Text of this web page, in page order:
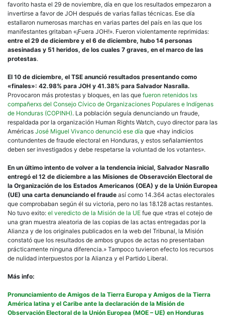
favorito hasta el 29 de noviembre, día en que los resultados empezaron a
invertirse a favor de JOH después de varias fallas técnicas. Ese día
estallaron numerosas marchas en varias partes del país en las que los
manifestantes gritaban «¡Fuera JOH!». Fueron violentamente reprimidas:
entre el 29 de diciembre y el 6 de diciembre, hubo 14 personas
asesinadas y 51 heridos, de los cuales 7 graves, en el marco de las
protestas.
El 10 de diciembre, el TSE anunció resultados presentando como
«finales»: 42.98% para JOH y 41.38% para Salvador Nasralla.
Provocaron más protestas y bloques, en las que fueron retenidos lxs
compañerxs del Consejo Cívico de Organizaciones Populares e Indígenas
de Honduras (COPINH). La población seguía denunciando un fraude,
respaldada por la organización Human Rights Watch, cuyo director para las
Américas José Miguel Vivanco denunció ese día que «hay indicios
contundentes de fraude electoral en Honduras, y estos señalamientos
deben ser investigados y debe respetarse la voluntad de los votantes».
En un último intento de volver a la tendencia inicial, Salvador Nasrallo
entregó el 12 de diciembre a las Misiones de Obseravción Electoral de
la Organización de los Estados Americanos (OEA) y de la Unión Europea
(UE) una carta denunciando el fraude así como 14.364 actas electorales
que comprobaban según él su victoria, pero no las 18.128 actas restantes.
No tuvo exito: el veredicto de la Misión de la UE fue que «tras el cotejo de
una gran muestra aleatoria de las copias de las actas entregadas por la
Alianza y de los originales publicados en la web del Tribunal, la Misión
constató que los resultados de ambos grupos de actas no presentaban
prácticamente ninguna diferencia.» Tampoco tuvieron efecto los recursos
de nulidad interpuestos por la Alianza y el Partido Liberal.
Más info:
Pronunciamiento de Amigos de la Tierra Europa y Amigos de la Tierra
América latina y el Caribe ante la declaración de la Misión de
Observación Electoral de la Unión Europea (MOE – UE) en Honduras